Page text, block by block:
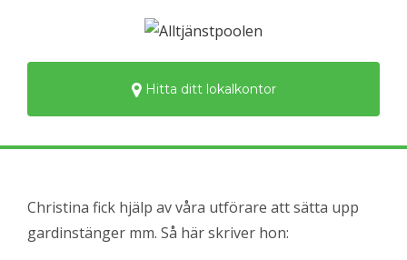
Hitta ditt lokalkontor
Christina fick hjälp av våra utförare att sätta upp
gardinstänger mm. Så här skriver hon: